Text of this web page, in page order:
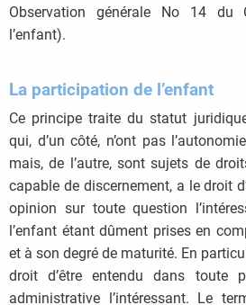
Observation générale No 14 du
l’enfant).
La participation de l’enfant
Ce principe traite du statut
qui, d’un côté, n’ont pas
mais, de l’autre, sont sujets de
capable de discernement, a le droit
opinion sur toute question
l’enfant étant dûment prises en
et à son degré de maturité. En
droit d’être entendu dans toute
administrative l’intéressant. Le